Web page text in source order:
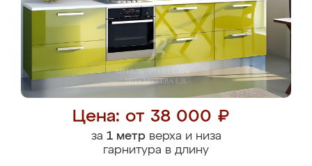
Цена: от 38 000 ₽
за 1 метрверха и низа
гарнитура в длину